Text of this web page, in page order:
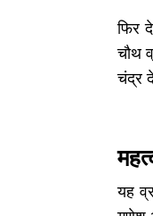
फिर
चौथ
चंद्र
यह